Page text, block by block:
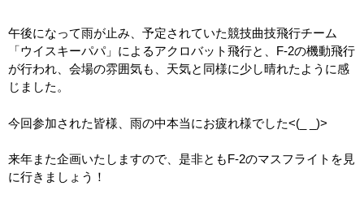
午後になって雨が止み、予定されていた競技曲技飛行チーム
「ウイスキーパパ」によるアクロバット飛行と、F-2の機動飛行
が行われ、会場の雰囲気も、天気と同様に少し晴れたように感
じました。
今回参加された皆様、雨の中本当にお疲れ様でした<(_ _)>
来年また企画いたしますので、是非ともF-2のマスフライトを見
に行きましょう！